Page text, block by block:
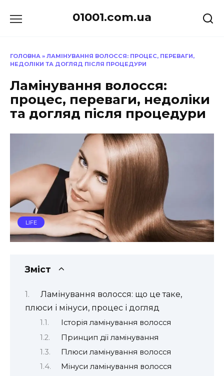
до
01001.com.ua
ГОЛОВНА » ЛАМІНУВАННЯ ВОЛОССЯ: ПРОЦЕС, ПЕРЕВАГИ,
НЕДОЛІКИ ТА ДОГЛЯД ПІСЛЯ ПРОЦЕДУРИ
Ламінування волосся:
процес, переваги, недоліки
та догляд після процедури
LIFE
Зміст
Ламінування волосся: що це таке,
плюси і мінуси, процес і догляд
Історія ламінування волосся
Принцип дії ламінування
Плюси ламінування волосся
Мінуси ламінування волосся